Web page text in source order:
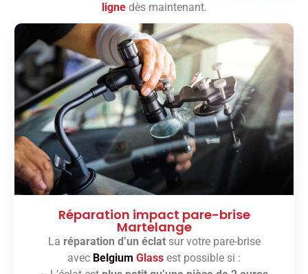
lignedès maintenant.
Réparation impact pare-brise
Martelange
La réparation d’un éclatsur votre pare-brise
avec Belgium Glass est possible si :